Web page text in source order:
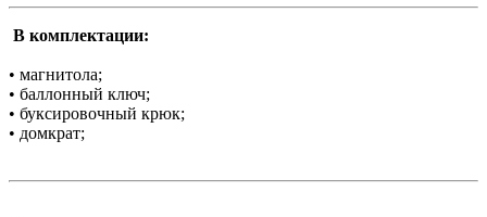
В комплектации:
• магнитола;
• баллонный ключ;
• буксировочный крюк;
• домкрат;